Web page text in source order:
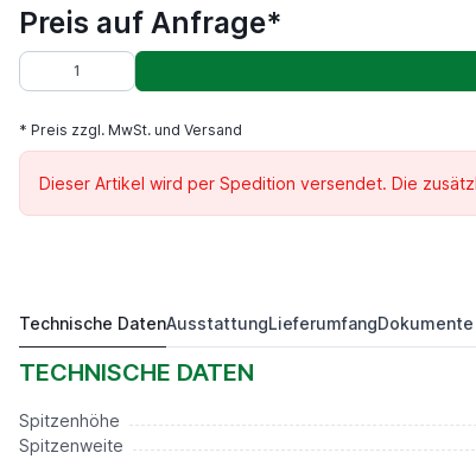
Preis auf Anfrage*
* Preis zzgl. MwSt. und Versand
Dieser Artikel wird per Spedition versendet. Die
DKM 2000
Preis auf Anfrage*
Technische DatenAusstattungLieferumfang
TECHNISCHE DATEN
Spitzenhöhe
Spitzenweite